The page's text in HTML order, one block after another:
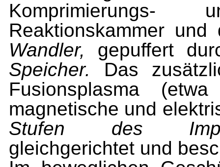
Reaktionskammer
Wandler, gepuffert
Speicher.
Das
Fusionsplasma
magnetische und
Stufen des
gleichgerichtet und